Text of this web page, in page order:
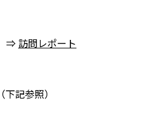
⇒ 訪問レポート
記参照）